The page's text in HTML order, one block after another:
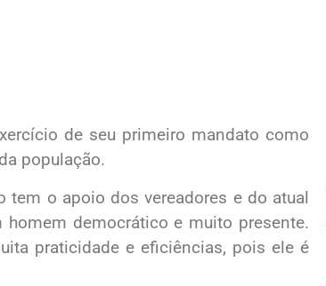
de seu primeiro mandato como
população.
tem o apoio dos vereadores e do atual
homem democrático e muito presente.
praticidade e eficiências, pois ele é